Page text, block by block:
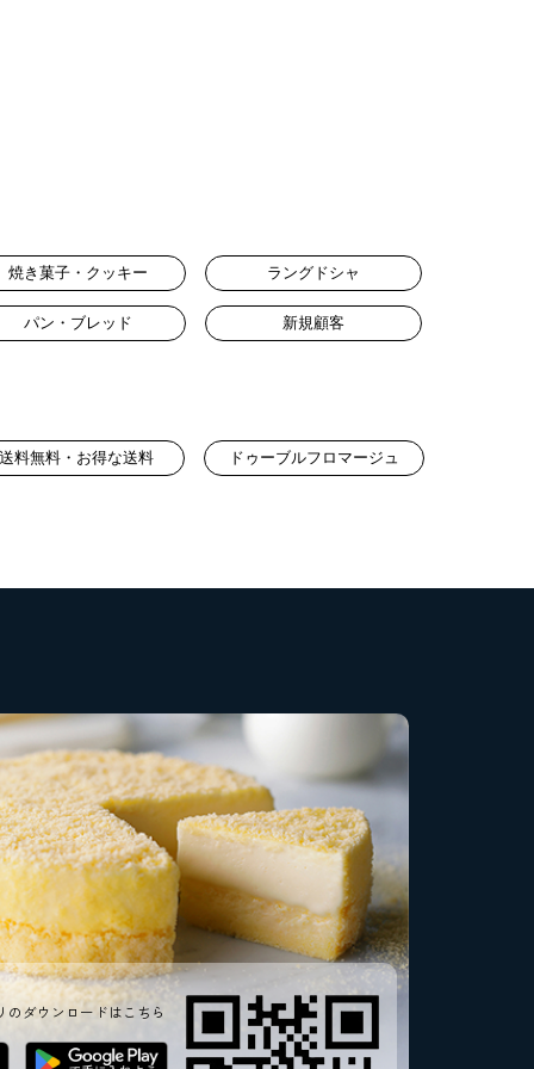
焼き菓子・クッキー ラングドシャ
パン・ブレッド 新規顧客
料無料・お得な送料 ドゥーブルフロマージュ
のダウンロードはこちら